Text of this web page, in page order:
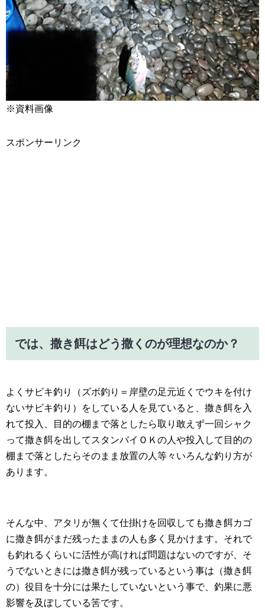
※資料画像
スポンサーリンク
では、撒き餌はどう撒くのが理想なのか？
よくサビキ釣り（ズボ釣り＝岸壁の足元近くでウキを付け
ないサビキ釣り）をしている人を見ていると、撒き餌を入
れて投入、目的の棚まで落としたら取り敢えず一回シャク
って撒き餌を出してスタンバイＯＫの人や投入して目的の
棚まで落としたらそのまま放置の人等々いろんな釣り方が
あります。
そんな中、アタリが無くて仕掛けを回収しても撒き餌カゴ
に撒き餌がまだ残ったままの人も多く見かけます。それで
も釣れるくらいに活性が高ければ問題はないのですが、そ
うでないときには撒き餌が残っているという事は（撒き餌
の）役目を十分には果たしていないという事で、釣果に悪
影響を及ぼしている筈です。